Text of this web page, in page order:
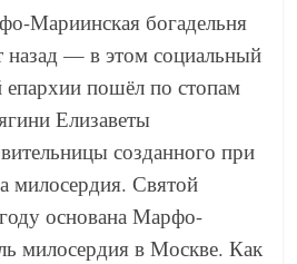
Мариинская богадельня
назад — в этом социальный
епархии пошёл по стопам
Елизаветы
созданного при
милосердия. Святой
основана Марфо-
милосердия в Москве. Как